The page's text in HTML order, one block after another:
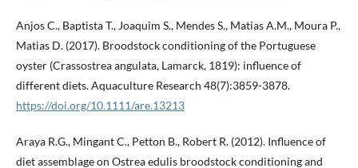
Anjos C., Baptista T., Joaquim S., Mendes S., Matias A.M., Moura P.,
Matias D. (2017). Broodstock conditioning of the Portuguese
oyster (Crassostrea angulata, Lamarck, 1819): influence of
different diets. Aquaculture Research 48(7):3859-3878.
https://doi.org/10.1111/are.13213
Araya R.G., Mingant C., Petton B., Robert R. (2012). Influence of
diet assemblage on Ostrea edulis broodstock conditioning and